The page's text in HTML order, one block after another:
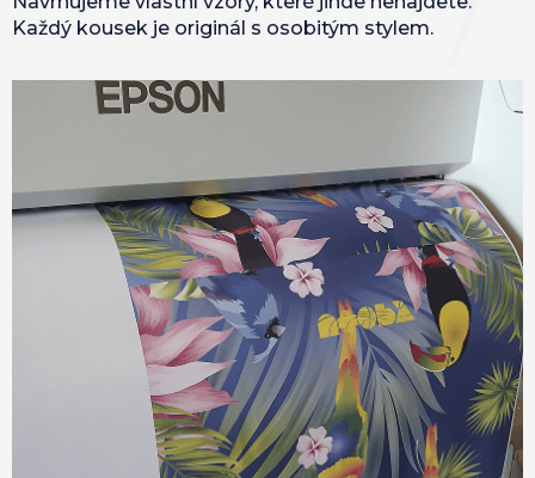
Každý kousek je originál s osobitým stylem.